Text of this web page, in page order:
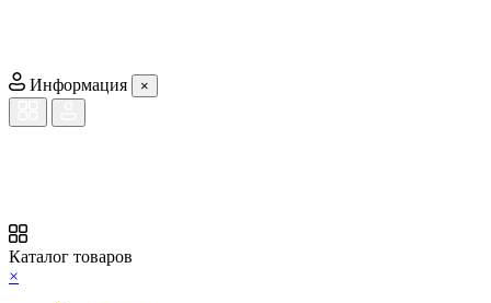
Информация ×
Каталог товаров
×